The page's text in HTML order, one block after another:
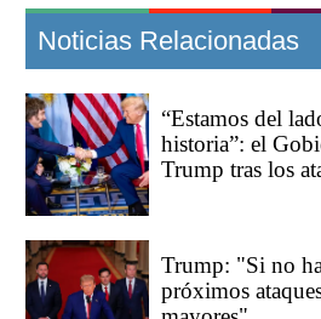
Noticias Relacionadas
“Estamos del
historia”: el
Trump tras los
Trump: "Si no
próximos